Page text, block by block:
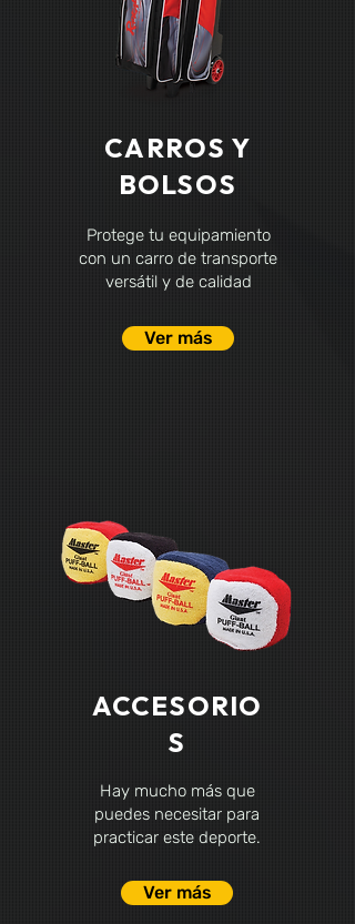
CARROS Y
BOLSOS
Protege tu equipamiento
con un carro de transporte
versátil y de calidad
Ver más
ACCESORIO
S
Hay mucho más que
puedes necesitar para
practicar este deporte.
Ver más